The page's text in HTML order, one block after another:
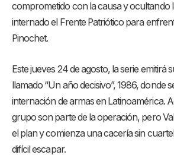
comprometido con la causa y ocultando
internado el Frente Patriótico para
Pinochet.
Este jueves 24 de agosto, la serie emitirá
llamado “Un año decisivo”, 1986, donde
internación de armas en Latinoamérica.
grupo son parte de la operación, pero
el plan y comienza una cacería sin
difícil escapar.